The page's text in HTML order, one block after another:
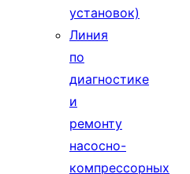
установок)
Линия
по
диагностике
и
ремонту
насосно-
компрессорных